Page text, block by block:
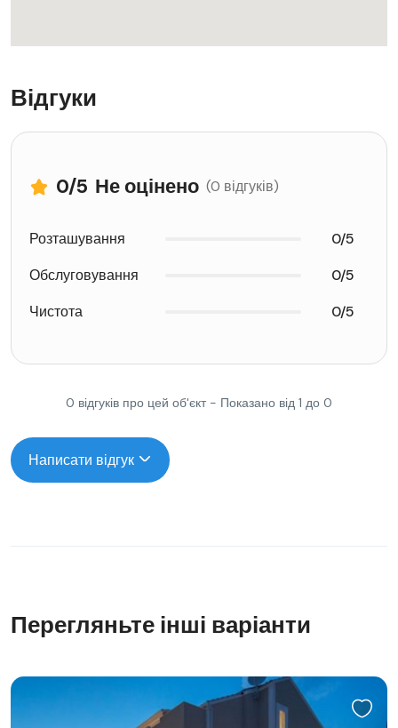
Відгуки
0/5 Не оцінено (0 відгуків)
Розташування
0/5
Обслуговування
0/5
Чистота
0/5
0 відгуків про цей об'єкт - Показано від 1 до 0
Написати відгук
Перегляньте інші варіанти